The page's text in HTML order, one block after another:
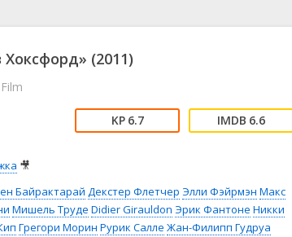
👨‍💼 Новости
👨‍👩‍👧‍👦 Семейный
😱 Ужасы
🤠 Фильм-нуар
🧝‍♂️ Фэнтези
(2011)
🎥
6.7 6.6
Байрактарай Декстер Флетчер Элли Фэйрмэн Макс
Мишель Труде Didier Girauldon Эрик Фантоне Никки
Грегори Морин Рурик Салле Жан-Филипп Гудруа